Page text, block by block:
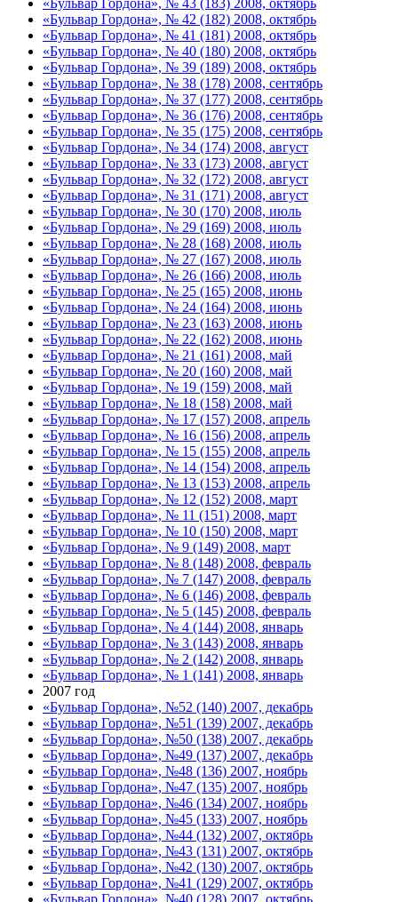
«Бульвар Гордона», № 42 (182) 2008, октябрь
«Бульвар Гордона», № 41 (181) 2008, октябрь
«Бульвар Гордона», № 40 (180) 2008, октябрь
«Бульвар Гордона», № 39 (189) 2008, октябрь
«Бульвар Гордона», № 38 (178) 2008, сентябрь
«Бульвар Гордона», № 37 (177) 2008, сентябрь
«Бульвар Гордона», № 36 (176) 2008, сентябрь
«Бульвар Гордона», № 35 (175) 2008, сентябрь
«Бульвар Гордона», № 34 (174) 2008, август
«Бульвар Гордона», № 33 (173) 2008, август
«Бульвар Гордона», № 32 (172) 2008, август
«Бульвар Гордона», № 31 (171) 2008, август
«Бульвар Гордона», № 30 (170) 2008, июль
«Бульвар Гордона», № 29 (169) 2008, июль
«Бульвар Гордона», № 28 (168) 2008, июль
«Бульвар Гордона», № 27 (167) 2008, июль
«Бульвар Гордона», № 26 (166) 2008, июль
«Бульвар Гордона», № 25 (165) 2008, июнь
«Бульвар Гордона», № 24 (164) 2008, июнь
«Бульвар Гордона», № 23 (163) 2008, июнь
«Бульвар Гордона», № 22 (162) 2008, июнь
«Бульвар Гордона», № 21 (161) 2008, май
«Бульвар Гордона», № 20 (160) 2008, май
«Бульвар Гордона», № 19 (159) 2008, май
«Бульвар Гордона», № 18 (158) 2008, май
«Бульвар Гордона», № 17 (157) 2008, апрель
«Бульвар Гордона», № 16 (156) 2008, апрель
«Бульвар Гордона», № 15 (155) 2008, апрель
«Бульвар Гордона», № 14 (154) 2008, апрель
«Бульвар Гордона», № 13 (153) 2008, апрель
«Бульвар Гордона», № 12 (152) 2008, март
«Бульвар Гордона», № 11 (151) 2008, март
«Бульвар Гордона», № 10 (150) 2008, март
«Бульвар Гордона», № 9 (149) 2008, март
«Бульвар Гордона», № 8 (148) 2008, февраль
«Бульвар Гордона», № 7 (147) 2008, февраль
«Бульвар Гордона», № 6 (146) 2008, февраль
«Бульвар Гордона», № 5 (145) 2008, февраль
«Бульвар Гордона», № 4 (144) 2008, январь
«Бульвар Гордона», № 3 (143) 2008, январь
«Бульвар Гордона», № 2 (142) 2008, январь
«Бульвар Гордона», № 1 (141) 2008, январь
2007 год
«Бульвар Гордона», №52 (140) 2007, декабрь
«Бульвар Гордона», №51 (139) 2007, декабрь
«Бульвар Гордона», №50 (138) 2007, декабрь
«Бульвар Гордона», №49 (137) 2007, декабрь
«Бульвар Гордона», №48 (136) 2007, ноябрь
«Бульвар Гордона», №47 (135) 2007, ноябрь
«Бульвар Гордона», №46 (134) 2007, ноябрь
«Бульвар Гордона», №45 (133) 2007, ноябрь
«Бульвар Гордона», №44 (132) 2007, октябрь
«Бульвар Гордона», №43 (131) 2007, октябрь
«Бульвар Гордона», №42 (130) 2007, октябрь
«Бульвар Гордона», №41 (129) 2007, октябрь
«Бульвар Гордона», №40 (128) 2007, октябрь